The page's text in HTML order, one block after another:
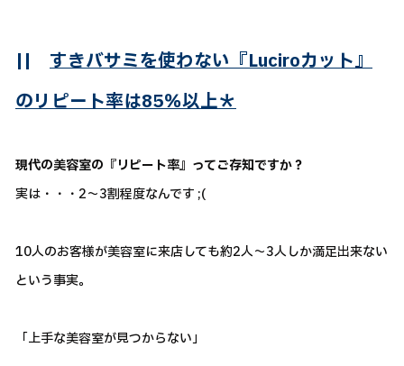
|| すきバサミを使わない『Luciroカット』
のリピート率は85％以上＊
現代の美容室の『リピート率』ってご存知ですか？
実は・・・2～3割程度なんです ;(
10人のお客様が美容室に来店しても約2人～3人しか満足出来ない
という事実。
「上手な美容室が見つからない」